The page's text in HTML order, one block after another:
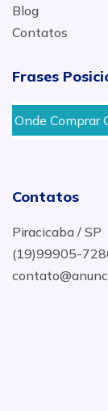
Blog
Contatos
Frases
Comprar
Contatos
Piracicaba / SP
(19)99905-